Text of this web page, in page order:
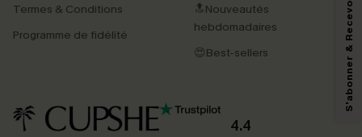
Termes & Conditions
Programme de fidélité
🔝Nouveautés
hebdomadaires
😍Best-sellers
4.4
En soumettant votre adresse e-mail, vous acceptez de recevoir des e-mails
marketing (y compris du contenu généré par l'IA) de Cupshe et
reconnaissez avoir pris connaissance de nos
pouvons utiliser les données collectées sur notre site ainsi que des
produits susceptibles de vous intéresser, conformément à notre
Politique de
confidentialité
. Vous pouvez vous désabonner à tout moment.